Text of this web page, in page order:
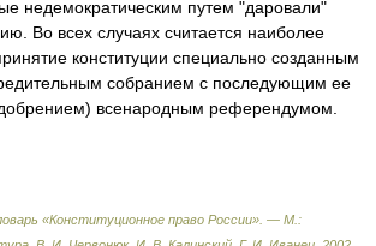
недемократическим путем "даровали"
Во всех случаях считается наиболее
конституции специально созданным
собранием с последующим ее
всенародным референдумом.
«Конституционное право России». — М.: